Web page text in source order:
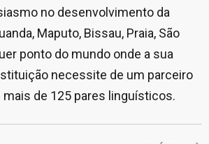
no desenvolvimento da
Maputo, Bissau, Praia, São
ponto do mundo onde a sua
necessite de um parceiro
de 125 pares linguísticos.